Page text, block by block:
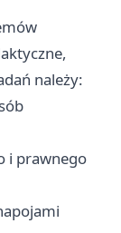
należy:
i prawnego